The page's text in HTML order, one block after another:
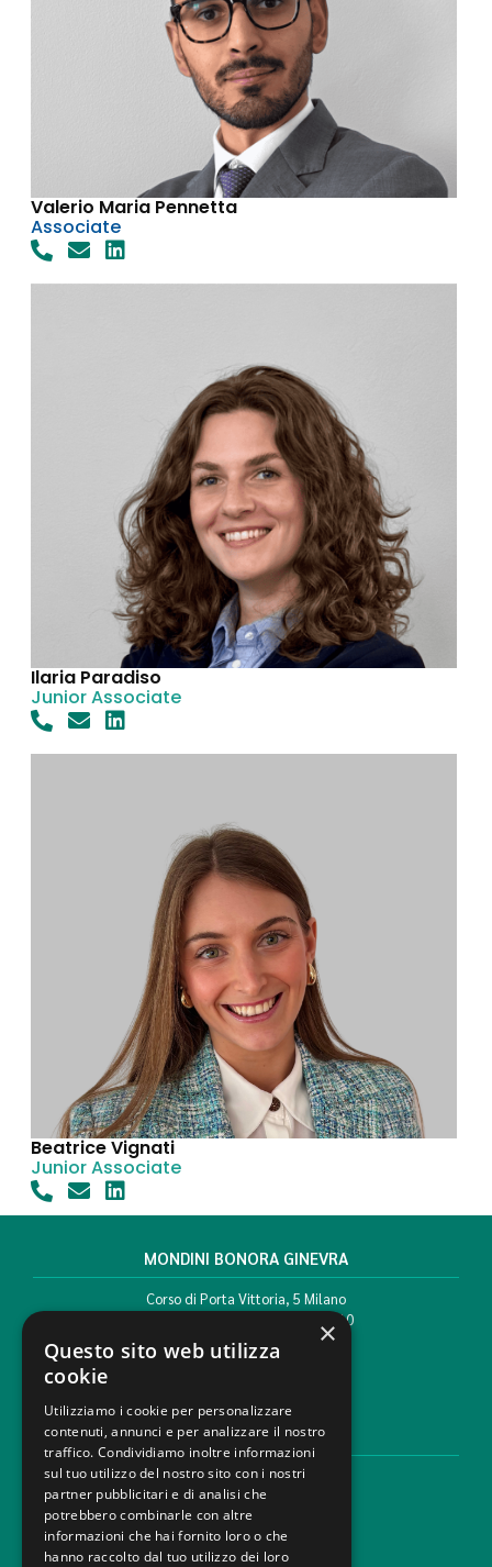
Valerio Maria Pennetta
Associate
Ilaria Paradiso
Junior Associate
Beatrice Vignati
Junior Associate
MONDINI BONORA GINEVRA
Corso di Porta Vittoria, 5 Milano
T. +39 02 777351 F. +39 02 784510
info@mbg.legal
AREE LEGALI
Aree di Competenza
Settori
Studio legale
Contatti
×
Questo sito web utilizza
cookie
Utilizziamo i cookie per personalizzare
contenuti, annunci e per analizzare il nostro
traffico. Condividiamo inoltre informazioni
sul tuo utilizzo del nostro sito con i nostri
partner pubblicitari e di analisi che
potrebbero combinarle con altre
informazioni che hai fornito loro o che
hanno raccolto dal tuo utilizzo dei loro